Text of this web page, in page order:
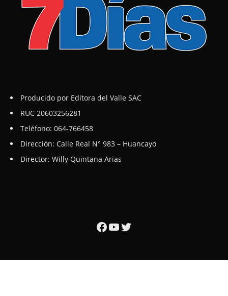
Producido por Editora del Valle SAC
RUC 20603256281
Teléfono: 064-766458
Dirección: Calle Real N° 983 – Huancayo
Director: Willy Quintana Arias
Facebook
YouTube
Twitter